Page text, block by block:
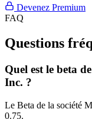
Devenez Premium
FAQ
Questions
Quel est le beta
Inc. ?
Le Beta de la société
0.75.